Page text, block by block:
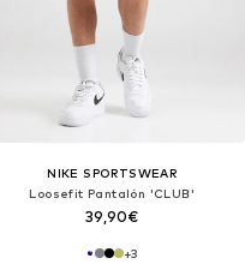
NIKE SPORTSWEAR
Loosefit Pantalón 'CLUB'
39,90€
+3